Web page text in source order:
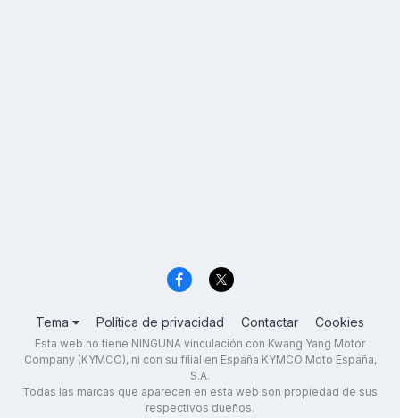
Tema Política de privacidad Contactar Cookies
Esta web no tiene NINGUNA vinculación con Kwang Yang Motor
Company (KYMCO), ni con su filial en España KYMCO Moto España,
S.A.
Todas las marcas que aparecen en esta web son propiedad de sus
respectivos dueños.